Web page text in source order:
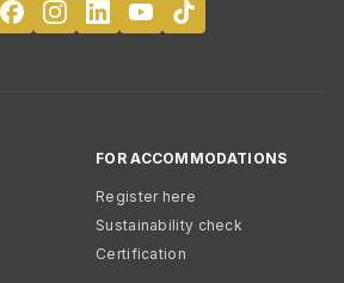
FOR ACCOMMODATIONS
Register here
Sustainability check
Certification